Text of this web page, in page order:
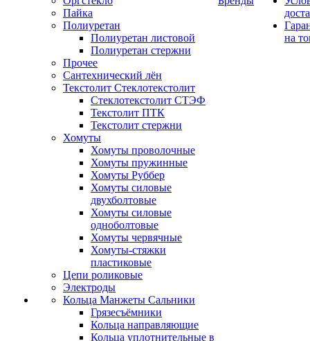
Пайка
Полиуретан
Полиуретан листовой
Полиуретан стержни
Прочее
Сантехнический лён
Текстолит Стеклотекстолит
Стеклотекстолит СТЭФ
Текстолит ПТК
Текстолит стержни
Хомуты
Хомуты проволочные
Хомуты пружинные
Хомуты Руббер
Хомуты силовые
двухболтовые
Хомуты силовые
одноболтовые
Хомуты червячные
Хомуты-стяжки
пластиковые
Цепи роликовые
Электроды
Кольца Манжеты Сальники
Грязесъёмники
Кольца направляющие
Кольца уплотнительные в
на